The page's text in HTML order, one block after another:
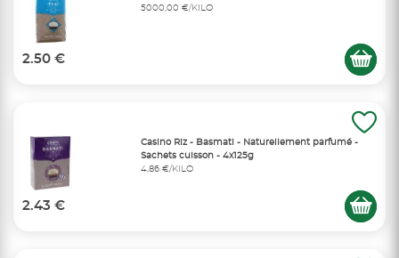
5000,00 €/KILO
2.50 €
Casino Riz - Basmati - Naturellement parfumé -
Sachets cuisson - 4x125g
4,86 €/KILO
2.43 €